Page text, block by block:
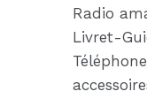
Radio
Livret-